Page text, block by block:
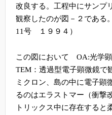
改良する。工程中にサンプ
観察したのが図－２であ
11号 １９９４）
この図において OA:光学
TEM ：透過型電子顕微鏡で
ミクロン、島の中に電子顕
るのはエラストマー（衝撃
トリックス中に存在すると